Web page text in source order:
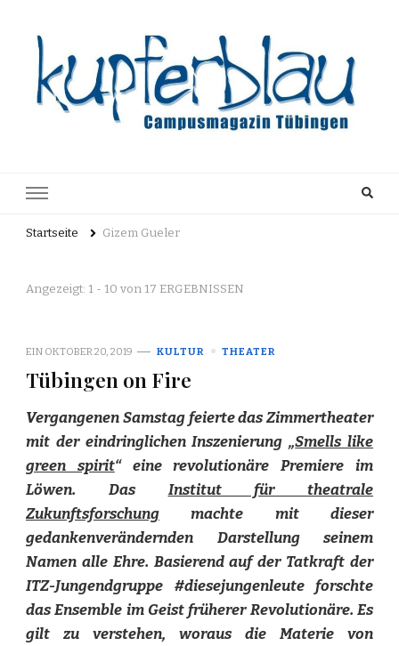
Archiv
Startseite Gizem Gueler
Angezeigt: 1 - 10 von 17 ERGEBNISSEN
EIN OKTOBER 20, 2019 KULTUR THEATER
Tübingen on Fire
Vergangenen Samstag feierte das Zimmertheater
mit der eindringlichen Inszenierung „Smells like
green spirit“ eine revolutionäre Premiere im
Löwen. Das Institut für theatrale
Zukunftsforschung machte mit dieser
gedankenverändernden Darstellung seinem
Namen alle Ehre. Basierend auf der Tatkraft der
ITZ-Jungendgruppe #diesejungenleute forschte
das Ensemble im Geist früherer Revolutionäre. Es
gilt zu verstehen, woraus die Materie von